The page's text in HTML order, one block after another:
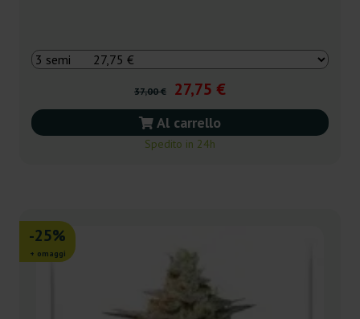
37,00 € 27,75 €
Al carrello
Spedito in 24h
-25%
+ omaggi